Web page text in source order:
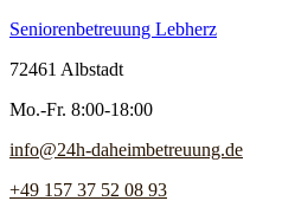
Seniorenbetreuung Lebherz
72461 Albstadt
Mo.-Fr. 8:00-18:00
info@24h-daheimbetreuung.de
+49 157 37 52 08 93